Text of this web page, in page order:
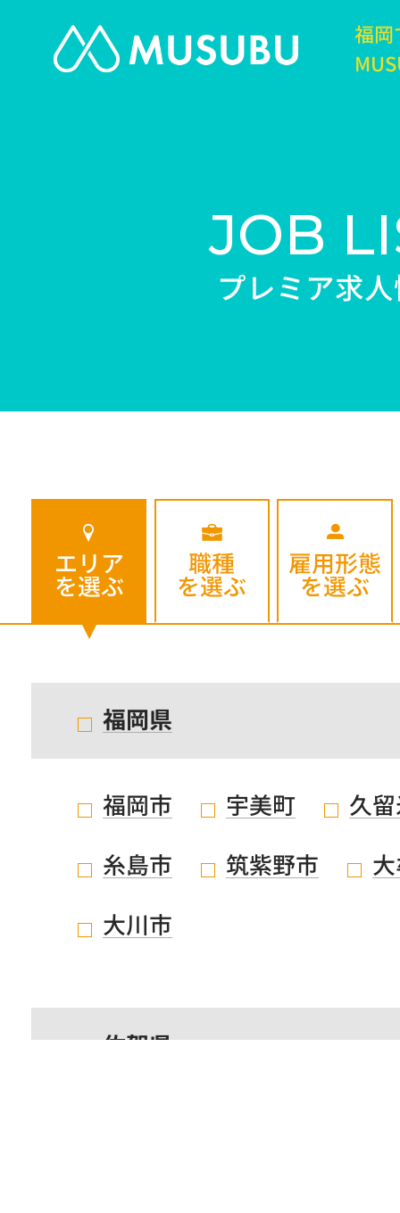
福岡
JOB
プレミア求
エリア
を選ぶ
職種
を選ぶ
雇用形態
を選ぶ
福岡県
福岡市 宇美町
久
糸島市
筑紫野市
大川市
佐賀県